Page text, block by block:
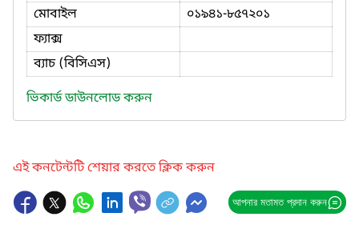
মোবাইল
০১৯৪১-৮৫৭২০১
ফ্যাক্স
ব্যাচ (বিসিএস)
ভিকার্ড ডাউনলোড করুন
এই কনটেন্টটি শেয়ার করতে ক্লিক করুন
আপনার মতামত প্রদান করুন